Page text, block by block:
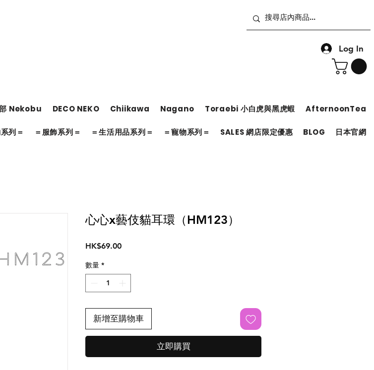
Log In
Nekobu DECO NEKO Chiikawa Nagano Toraebi 小白虎與黑虎蝦 AfternoonTea
列＝ ＝服飾系列＝ ＝生活用品系列＝ ＝寵物系列＝ SALES 網店限定優惠 BLOG 日本官網
心心x藝伎貓耳環（HM123）
HK$69.00價
數量 *
新增至購物車
立即購買